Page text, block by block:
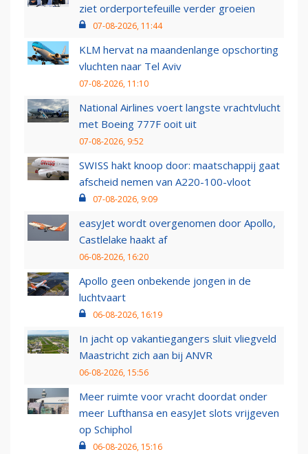
ziet orderportefeuille verder groeien
07-08-2026, 11:44
KLM hervat na maandenlange opschorting
vluchten naar Tel Aviv
07-08-2026, 11:10
National Airlines voert langste vrachtvlucht
met Boeing 777F ooit uit
07-08-2026, 9:52
SWISS hakt knoop door: maatschappij gaat
afscheid nemen van A220-100-vloot
07-08-2026, 9:09
easyJet wordt overgenomen door Apollo,
Castlelake haakt af
06-08-2026, 16:20
Apollo geen onbekende jongen in de
luchtvaart
06-08-2026, 16:19
In jacht op vakantiegangers sluit vliegveld
Maastricht zich aan bij ANVR
06-08-2026, 15:56
Meer ruimte voor vracht doordat onder
meer Lufthansa en easyJet slots vrijgeven
op Schiphol
06-08-2026, 15:16